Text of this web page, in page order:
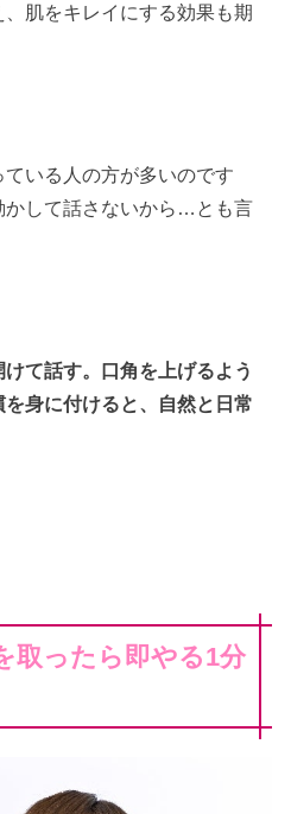
肌をキレイにする効果も期
いる人の方が多いのです
かして話さないから…とも言
て話す。口角を上げるよう
身に付けると、自然と日常
取ったら即やる1分